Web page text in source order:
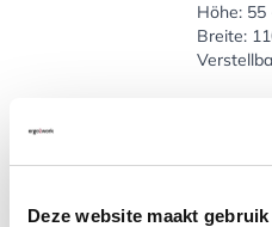
Deze website maakt
Höhe:
Breite: